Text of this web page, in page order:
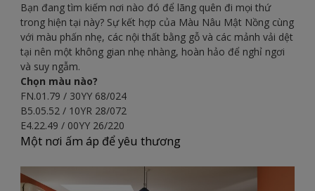
Bạn đang tìm kiếm nơi nào đó để lãng quên đi mọi thứ
trong hiện tại này? Sự kết hợp của Màu Nâu Mật Nồng cùng
với màu phấn nhẹ, các nội thất bằng gỗ và các mảnh vải dệt
tại nên một không gian nhẹ nhàng, hoàn hảo để nghỉ ngơi
và suy ngẫm.
Chọn màu nào?
FN.01.79 / 30YY 68/024
B5.05.52 / 10YR 28/072
E4.22.49 / 00YY 26/220
Một nơi ấm áp để yêu thương